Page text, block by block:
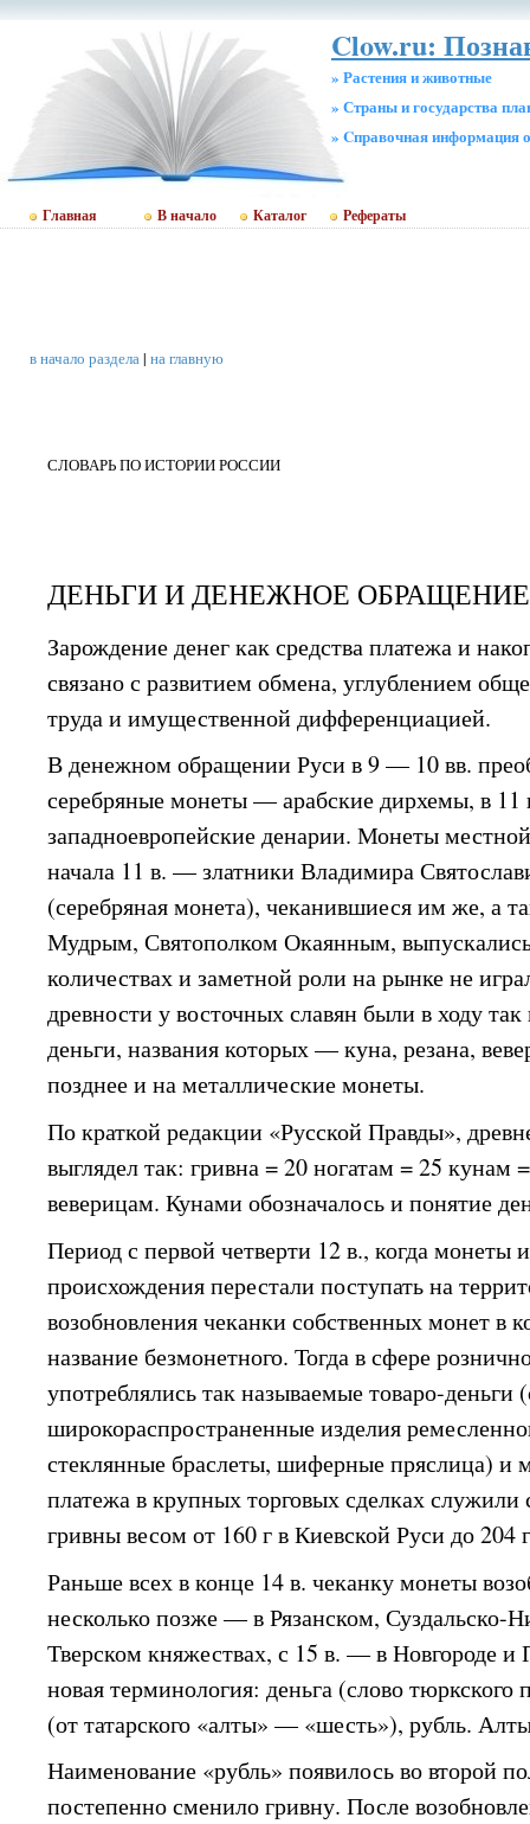
Clow.ru:
» Растения и животные
» Страны и государства
» Cправочная информация
Главная В начало Каталог Рефераты
в начало раздела| на главную
СЛОВАРЬ ПО ИСТОРИИ РОССИИ
ДЕНЬГИ И ДЕНЕЖНОЕ ОБРАЩЕНИЕ
Зарождение денег как средства платежа и
связано с развитием обмена, углублением
труда и имущественной дифференциацией.
В денежном обращении Руси в 9 — 10 вв.
серебряные монеты — арабские дирхемы, в
западноевропейские денарии. Монеты
начала 11 в. — златники Владимира
(серебряная монета), чеканившиеся им же, а
Мудрым, Святополком Окаянным,
количествах и заметной роли на рынке не
древности у восточных славян были в ходу
деньги, названия которых — куна, резана,
позднее и на металлические монеты.
По краткой редакции «Русской Правды»,
выглядел так: гривна = 20 ногатам = 25 кунам
веверицам. Кунами обозначалось и понятие
Период с первой четверти 12 в., когда монеты
происхождения перестали поступать на
возобновления чеканки собственных монет в
название безмонетного. Тогда в сфере
употреблялись так называемые товаро-деньги
широкораспространенные изделия
стеклянные браслеты, шиферные пряслица) и
платежа в крупных торговых сделках
гривны весом от 160 г в Киевской Руси до 204
Раньше всех в конце 14 в. чеканку монеты
несколько позже — в Рязанском, Суздальско-
Тверском княжествах, с 15 в. — в Новгороде и
новая терминология: деньга (слово
(от татарского «алты» — «шесть»), рубль.
Наименование «рубль» появилось во второй
постепенно сменило гривну. После